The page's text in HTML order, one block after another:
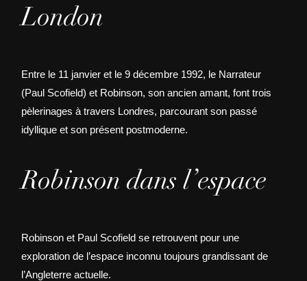
London
Entre le 11 janvier et le 9 décembre 1992, le Narrateur
(Paul Scofield) et Robinson, son ancien amant, font trois
pèlerinages à travers Londres, parcourant son passé
idyllique et son présent postmoderne.
Robinson dans l’espace
Robinson et Paul Scofield se retrouvent pour une
exploration de l’espace inconnu toujours grandissant de
l’Angleterre actuelle.